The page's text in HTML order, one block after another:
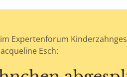
Expertenforum
Esch: